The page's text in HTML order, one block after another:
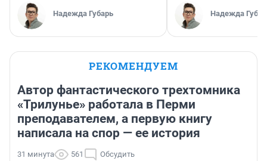
Надежда Губарь Надежда
РЕКОМЕНДУЕМ
Автор фантастического трехтомника
«Трилунье» работала в Перми
преподавателем, а первую книгу
написала на спор — ее история
31 минута 561 Обсудить